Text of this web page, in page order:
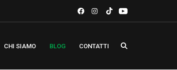
CHI SIAMO BLOG CONTATTI